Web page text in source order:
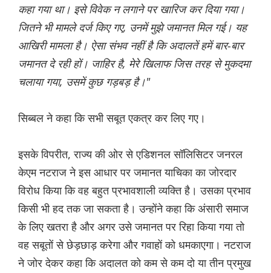
कहा गया था। इसे विवेक न लगाने पर खारिज कर दिया गया।
जितने भी मामले दर्ज किए गए, उनमें मुझे जमानत मिल गई। यह
आखिरी मामला है। ऐसा संभव नहीं है कि अदालतें हमें बार-बार
जमानत दे रही हों। जाहिर है, मेरे खिलाफ जिस तरह से मुकदमा
चलाया गया, उसमें कुछ गड़बड़ है।"
सिब्बल ने कहा कि सभी सबूत एकत्र कर लिए गए।
इसके विपरीत, राज्य की ओर से एडिशनल सॉलिसिटर जनरल
केएम नटराज ने इस आधार पर जमानत याचिका का जोरदार
विरोध किया कि वह बहुत प्रभावशाली व्यक्ति है। उसका प्रभाव
किसी भी हद तक जा सकता है। उन्होंने कहा कि अंसारी समाज
के लिए खतरा है और अगर उसे जमानत पर रिहा किया गया तो
वह सबूतों से छेड़छाड़ करेगा और गवाहों को धमकाएगा। नटराज
ने जोर देकर कहा कि अदालत को कम से कम दो या तीन प्रमुख